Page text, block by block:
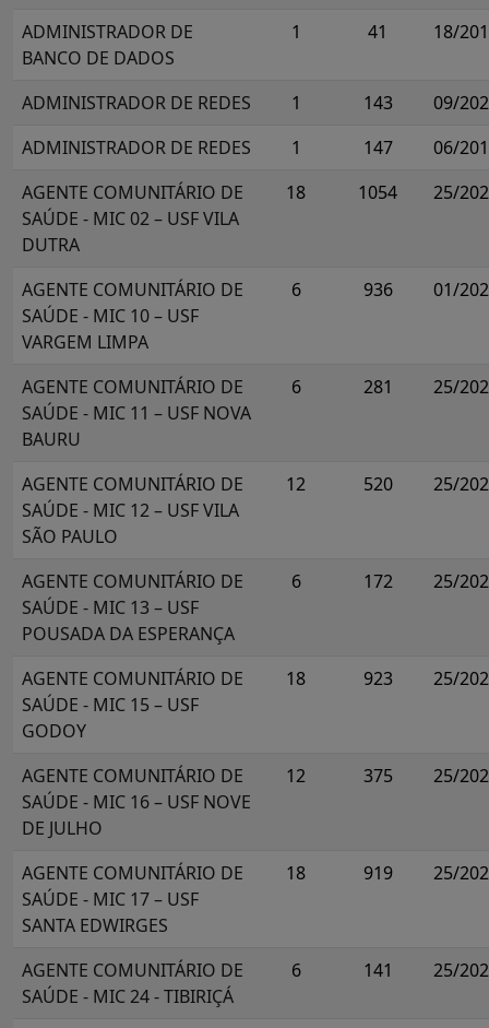
ADMINISTRADOR DE
BANCO DE DADOS
1 41 18/
ADMINISTRADOR DE REDES 1 143
09/
ADMINISTRADOR DE REDES
1 147
06/
AGENTE COMUNITÁRIO DE
SAÚDE - MIC 02 – USF VILA
DUTRA
18 1054 25/
AGENTE COMUNITÁRIO DE
SAÚDE - MIC 10 – USF
VARGEM LIMPA
6 936 01/
AGENTE COMUNITÁRIO DE
SAÚDE - MIC 11 – USF NOVA
BAURU
6 281 25/
AGENTE COMUNITÁRIO DE
SAÚDE - MIC 12 – USF VILA
SÃO PAULO
12 520 25/
AGENTE COMUNITÁRIO DE
SAÚDE - MIC 13 – USF
POUSADA DA ESPERANÇA
6 172 25/
AGENTE COMUNITÁRIO DE
SAÚDE - MIC 15 – USF
GODOY
18 923 25/
AGENTE COMUNITÁRIO DE
SAÚDE - MIC 16 – USF NOVE
DE JULHO
12 375 25/
AGENTE COMUNITÁRIO DE
SAÚDE - MIC 17 – USF
SANTA EDWIRGES
18 919 25/
AGENTE COMUNITÁRIO DE
SAÚDE - MIC 24 - TIBIRIÇÁ
6 141 25/